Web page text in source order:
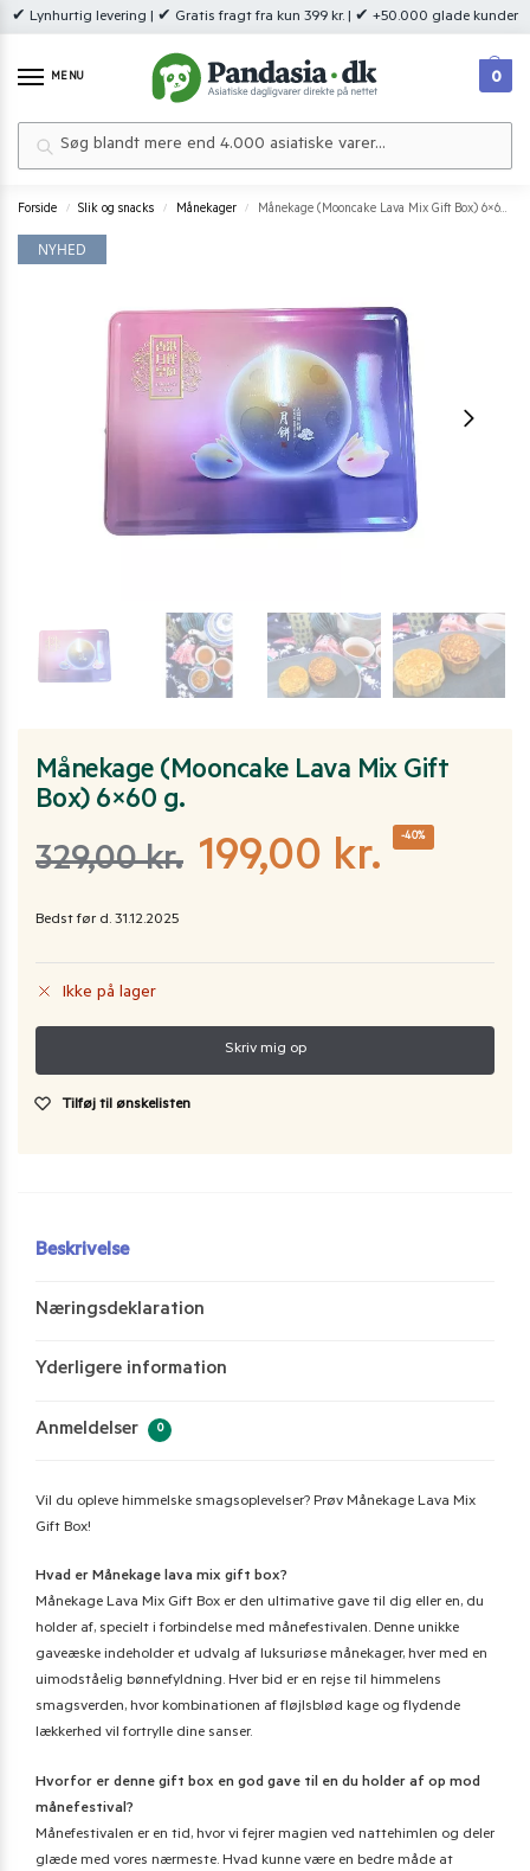
✔ Lynhurtig levering | ✔ Gratis fragt fra kun 399 kr. | ✔ +50.000 glade kunder
MENU 0
Forside / Slik og snacks / Månekager / Månekage (Mooncake Lava Mix Gift Box) 6×60 g.
NYHED
Månekage (Mooncake Lava Mix Gift
Box) 6×60 g.
329,00kr. 199,00 kr. -40%
Bedst før d. 31.12.2025
Ikke på lager
Tilføj til ønskelisten
Beskrivelse
Næringsdeklaration
Yderligere information
Anmeldelser 0
Vil du opleve himmelske smagsoplevelser? Prøv Månekage Lava Mix
Gift Box!
Hvad er Månekage lava mix gift box?
Månekage Lava Mix Gift Box er den ultimative gave til dig eller en, du
holder af, specielt i forbindelse med månefestivalen. Denne unikke
gaveæske indeholder et udvalg af luksuriøse månekager, hver med en
uimodståelig bønnefyldning. Hver bid er en rejse til himmelens
smagsverden, hvor kombinationen af fløjlsblød kage og flydende
lækkerhed vil fortrylle dine sanser.
Hvorfor er denne gift box en god gave til en du holder af op mod
månefestival?
Månefestivalen er en tid, hvor vi fejrer magien ved nattehimlen og deler
glæde med vores nærmeste. Hvad kunne være en bedre måde at